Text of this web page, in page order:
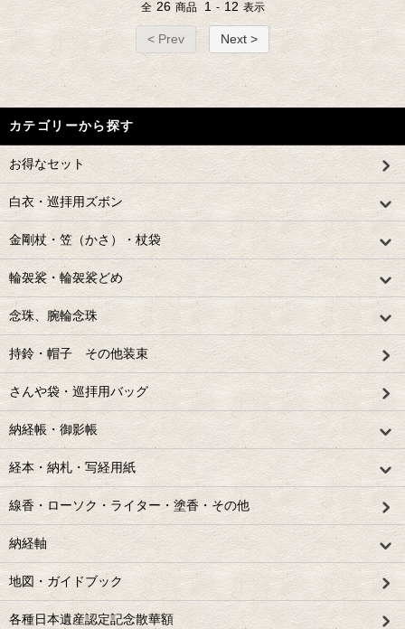
全 26 商品 1 - 12 表示
< Prev Next >
カテゴリーから探す
お得なセット
白衣・巡拝用ズボン
金剛杖・笠（かさ）・杖袋
輪袈裟・輪袈裟どめ
念珠、腕輪念珠
持鈴・帽子 その他装束
さんや袋・巡拝用バッグ
納経帳・御影帳
経本・納札・写経用紙
線香・ローソク・ライター・塗香・その他
納経軸
地図・ガイドブック
各種日本遺産認定記念散華額